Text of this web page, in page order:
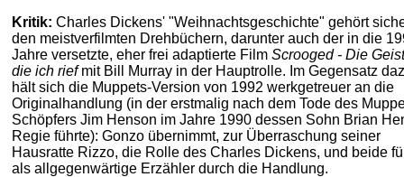
Kritik: Charles Dickens' "Weihnachtsgeschichte" gehört
den meistverfilmten Drehbüchern, darunter auch der in die
Jahre versetzte, eher frei adaptierte Film Scrooged - Die
die ich riefmit Bill Murray in der Hauptrolle. Im Gegensatz
hält sich die Muppets-Version von 1992 werkgetreuer an die
Originalhandlung (in der erstmalig nach dem Tode des
Schöpfers Jim Henson im Jahre 1990 dessen Sohn Brian
Regie führte): Gonzo übernimmt, zur Überraschung seiner
Hausratte Rizzo, die Rolle des Charles Dickens, und beide
als allgegenwärtige Erzähler durch die Handlung.